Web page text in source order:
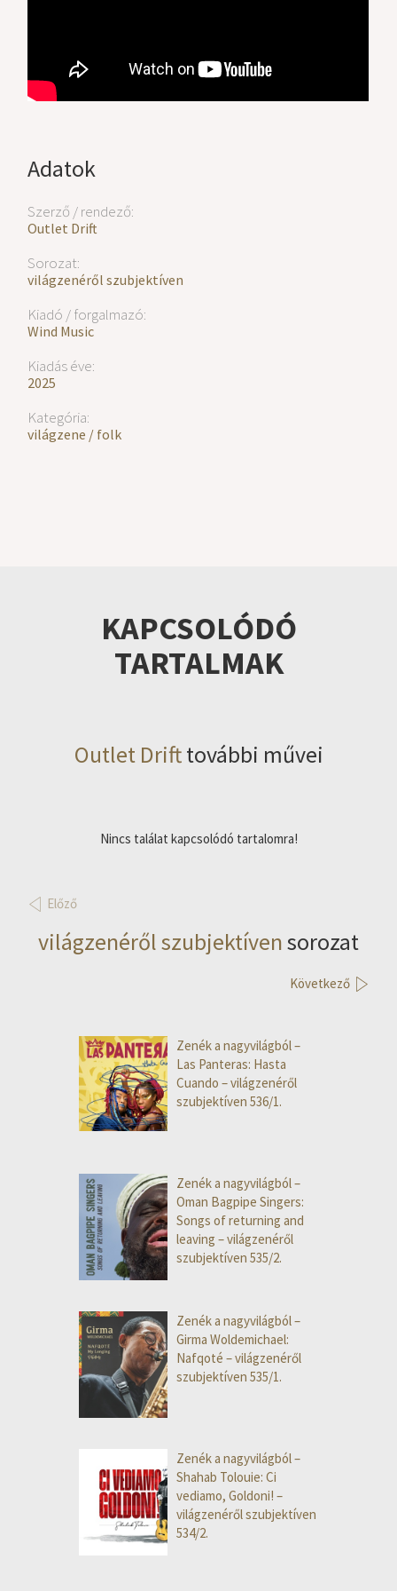
Adatok
Szerző / rendező:
Outlet Drift
Sorozat:
világzenéről szubjektíven
Kiadó / forgalmazó:
Wind Music
Kiadás éve:
2025
Kategória:
világzene / folk
KAPCSOLÓDÓ
TARTALMAK
Outlet Drifttovábbi művei
Nincs találat kapcsolódó tartalomra!
Előző
világzenéről szubjektívensorozat
Következő
Zenék a nagyvilágból –
Las Panteras: Hasta
Cuando – világzenéről
szubjektíven 536/1.
Zenék a nagyvilágból –
Oman Bagpipe Singers:
Songs of returning and
leaving – világzenéről
szubjektíven 535/2.
Zenék a nagyvilágból –
Girma Woldemichael:
Nafqoté – világzenéről
szubjektíven 535/1.
Zenék a nagyvilágból –
Shahab Tolouie: Ci
vediamo, Goldoni! –
világzenéről szubjektíven
534/2.